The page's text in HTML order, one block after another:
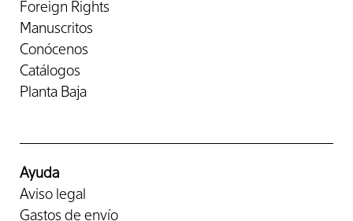
Foreign Rights
Manuscritos
Conócenos
Catálogos
Planta Baja
Ayuda
Aviso legal
Gastos de envío